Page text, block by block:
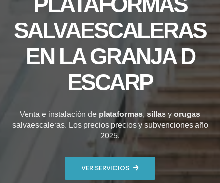
SALVAESCALERAS
EN LA GRANJA D
ESCARP
Venta e instalación de plataformas, sillas y orugas
salvaescaleras. Los precios precios y subvenciones año
2025.
VER SERVICIOS